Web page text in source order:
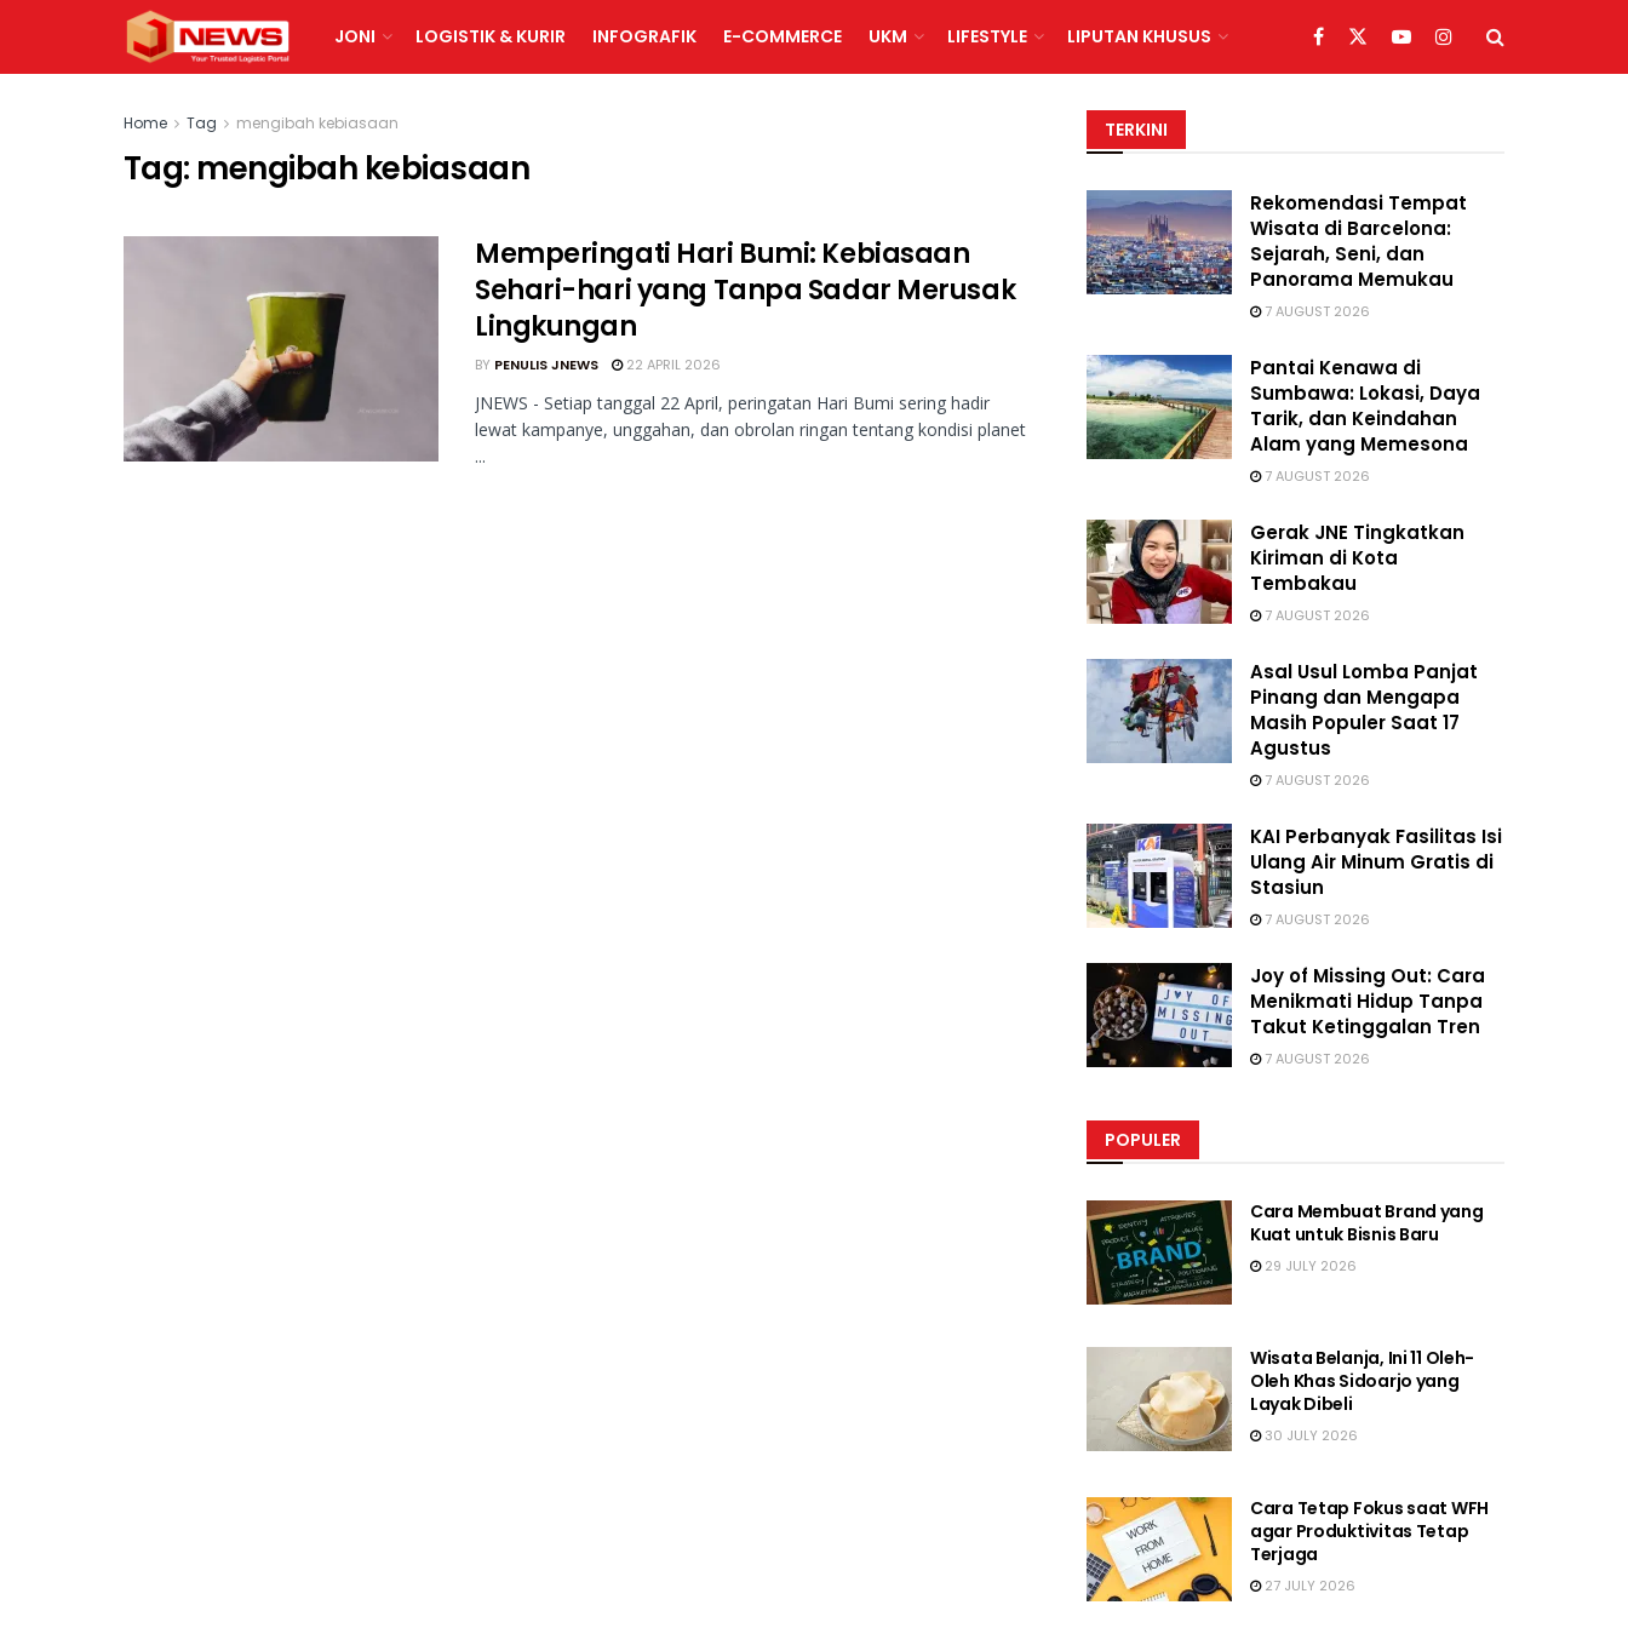
JONI LOGISTIK & KURIR INFOGRAFIK E-COMMERCE UKM LIFESTYLE LIPUTAN KHUSUS
Home Tag mengibah kebiasaan
Tag: mengibah kebiasaan
Memperingati Hari Bumi: Kebiasaan
Sehari-hari yang Tanpa Sadar Merusak
Lingkungan
BY PENULIS JNEWS 22 APRIL 2026
JNEWS - Setiap tanggal 22 April, peringatan Hari Bumi sering hadir
lewat kampanye, unggahan, dan obrolan ringan tentang kondisi planet
...
TERKINI
Rekomendasi Tempat
Wisata di Barcelona:
Sejarah, Seni, dan
Panorama Memukau
7 AUGUST 2026
Pantai Kenawa di
Sumbawa: Lokasi, Daya
Tarik, dan Keindahan
Alam yang Memesona
7 AUGUST 2026
Gerak JNE Tingkatkan
Kiriman di Kota
Tembakau
7 AUGUST 2026
Asal Usul Lomba Panjat
Pinang dan Mengapa
Masih Populer Saat 17
Agustus
7 AUGUST 2026
KAI Perbanyak Fasilitas Isi
Ulang Air Minum Gratis di
Stasiun
7 AUGUST 2026
Joy of Missing Out: Cara
Menikmati Hidup Tanpa
Takut Ketinggalan Tren
7 AUGUST 2026
POPULER
Cara Membuat Brand yang
Kuat untuk Bisnis Baru
29 JULY 2026
Wisata Belanja, Ini 11 Oleh-
Oleh Khas Sidoarjo yang
Layak Dibeli
30 JULY 2026
Cara Tetap Fokus saat WFH
agar Produktivitas Tetap
Terjaga
27 JULY 2026